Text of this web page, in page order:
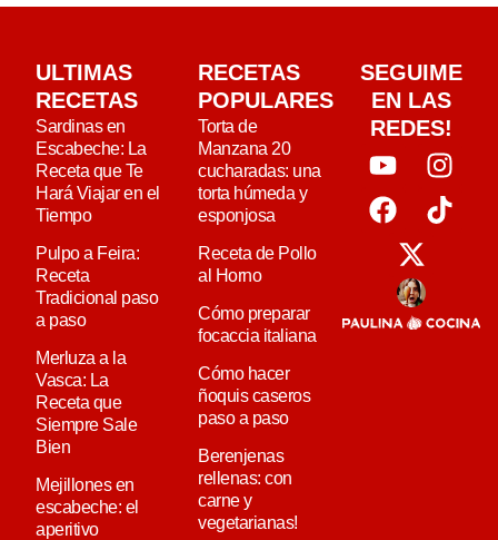
ULTIMAS
RECETAS
Sardinas en
Escabeche: La
Receta que Te
Hará Viajar en el
Tiempo
Pulpo a Feira:
Receta
Tradicional paso
a paso
Merluza a la
Vasca: La
Receta que
Siempre Sale
Bien
Mejillones en
escabeche: el
aperitivo
RECETAS
POPULARES
Torta de
Manzana 20
cucharadas: una
torta húmeda y
esponjosa
Receta de Pollo
al Horno
Cómo preparar
focaccia italiana
Cómo hacer
ñoquis caseros
paso a paso
Berenjenas
rellenas: con
carne y
vegetarianas!
SEGUIME
EN LAS
REDES!